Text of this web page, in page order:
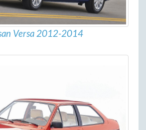
Versa 2012-2014